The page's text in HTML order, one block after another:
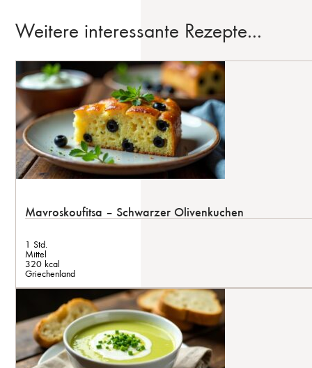
Weitere interessante Rezepte...
Mavroskoufitsa – Schwarzer Olivenkuchen
1 Std.
Mittel
320 kcal
Griechenland